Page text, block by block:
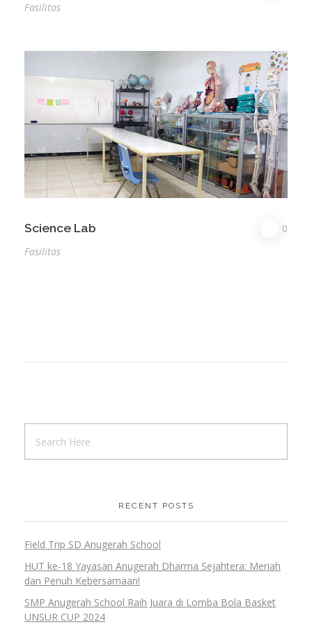
Fasilitas
Science Lab
0
Fasilitas
RECENT POSTS
Field Trip SD Anugerah School
HUT ke-18 Yayasan Anugerah Dharma Sejahtera: Meriah
dan Penuh Kebersamaan!
SMP Anugerah School Raih Juara di Lomba Bola Basket
UNSUR CUP 2024